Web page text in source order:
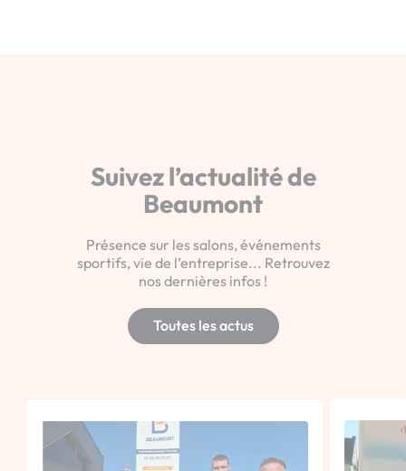
Suivez l’actualité de
Beaumont
Présence sur les salons, événements
sportifs, vie de l’entreprise... Retrouvez
nos dernières infos !
Toutes les actus